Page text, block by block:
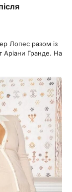
Лопес разом із
Аріани Гранде. На